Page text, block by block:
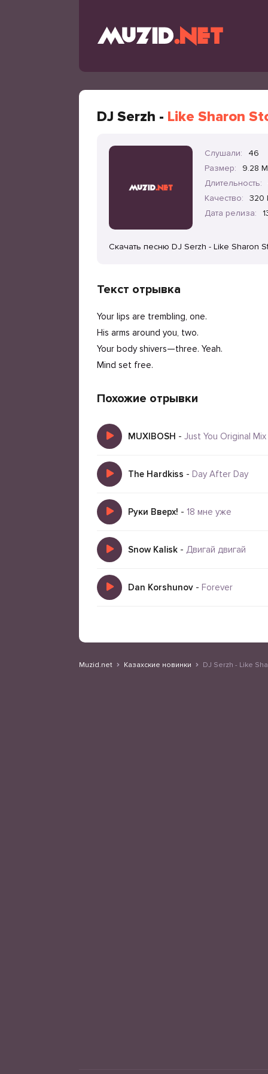
DJ Serzh - Like Sharon
Слушали:
46
Размер:
9.28
Длительность:
Качество:
320
Дата релиза:
Скачать песню DJ Serzh - Like Sharon
Текст отрывка
Your lips are trembling, one.
His arms around you, two.
Your body shivers—three. Yeah.
Mind set free.
Похожие отрывки
MUXIBOSH - Just You Original Mix
The Hardkiss - Day After Day
Руки Вверх! - 18 мне уже
Snow Kalisk - Двигай двигай
Dan Korshunov - Forever
Muzid.net Казахские новинки DJ Serzh - Like